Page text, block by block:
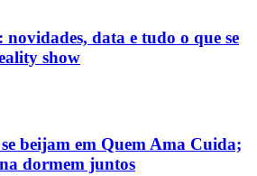
novidades, data e tudo o que se
show
beijam em Quem Ama Cuida;
dormem juntos